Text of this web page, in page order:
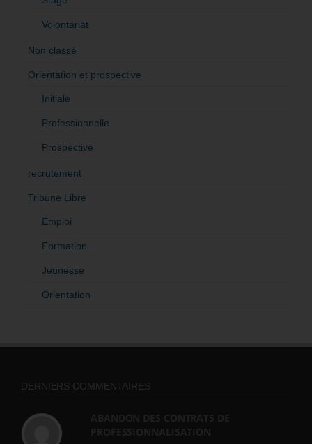
Volontariat
Non classé
Orientation et prospective
Initiale
Professionnelle
Prospective
recrutement
Tribune Libre
Emploi
Formation
Jeunesse
Orientation
DERNIERS COMMENTAIRES